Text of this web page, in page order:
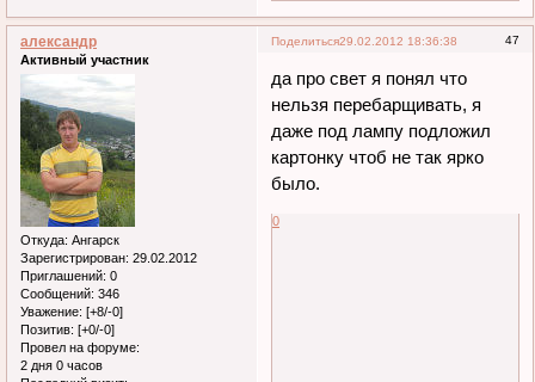
Поделиться 47
29.02.2012 18:36:38
александр
Активный участник
Откуда: Ангарск
Зарегистрирован: 29.02.2012
Приглашений: 0
Сообщений: 346
Уважение: [+8/-0]
Позитив: [+0/-0]
Провел на форуме:
2 дня 0 часов
да про свет я понял что
нельзя перебарщивать, я
даже под лампу подложил
картонку чтоб не так ярко
было.
0